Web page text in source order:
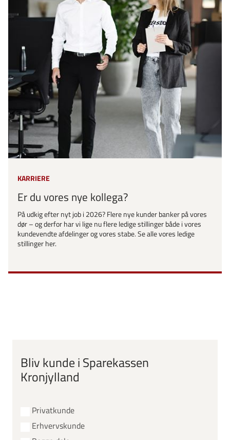
KARRIERE
Er du vores nye kollega?
På udkig efter nyt job i 2026? Flere nye kunder banker på vores
dør – og derfor har vi lige nu flere ledige stillinger både i vores
kundevendte afdelinger og vores stabe. Se alle vores ledige
stillinger her.
Bliv kunde i Sparekassen
Kronjylland
Privatkunde
Erhvervskunde